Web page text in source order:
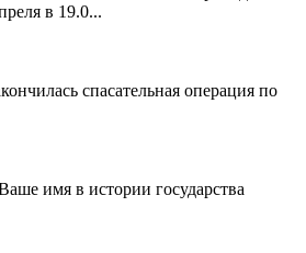
в 19.0...
спасательная операция по
имя в истории государства